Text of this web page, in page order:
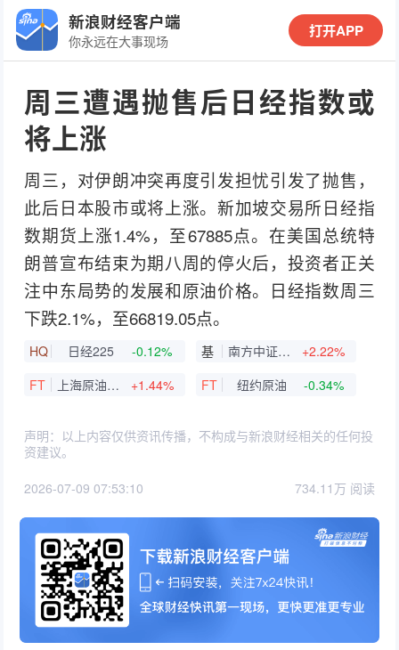
新浪财经客户端
你永远在大事现场
打开APP
周三遭遇抛售后日经指数或
将上涨
周三，对伊朗冲突再度引发担忧引发了抛售，
此后日本股市或将上涨。新加坡交易所日经指
数期货上涨1.4%，至67885点。在美国总统特
朗普宣布结束为期八周的停火后，投资者正关
注中东局势的发展和原油价格。日经指数周三
下跌2.1%，至66819.05点。
HQ 日经225 -0.12% 基 南方中证A500ETF
+2.22%
FT
上海原油连续 +1.44% FT 纽约原油 -0.34%
声明：以上内容仅供资讯传播，不构成与新浪财经相关的任何投
资建议。
2026-07-09 07:53:10 734.11万 阅读